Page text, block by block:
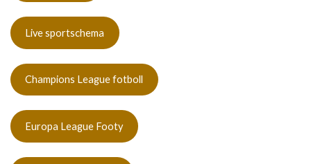
Live sportschema
Champions League fotboll
Europa League Footy